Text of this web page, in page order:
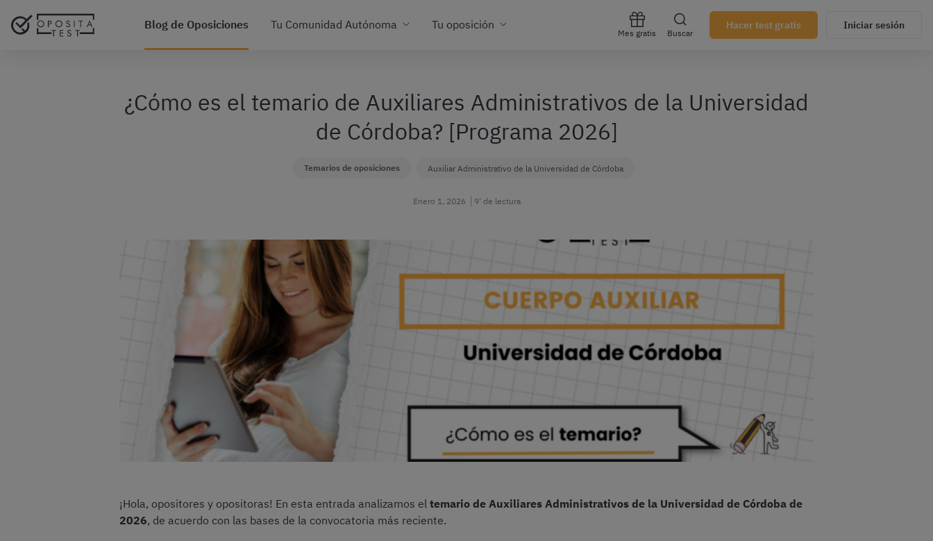
Blog de Oposiciones Tu Comunidad Autónoma Tu oposición
Mes gratis Buscar
Hacer test gratis Iniciar sesión
¿Cómo es el temario de Auxiliares Administrativos de la Universidad
de Córdoba? [Programa 2026]
Temarios de oposiciones Auxiliar Administrativo de la Universidad de Córdoba
Enero 1, 2026 9’ de lectura
¡Hola, opositores y opositoras! En esta entrada analizamos el temario de Auxiliares Administrativos de la Universidad de Córdoba de
2026, de acuerdo con las bases de la convocatoria más reciente.